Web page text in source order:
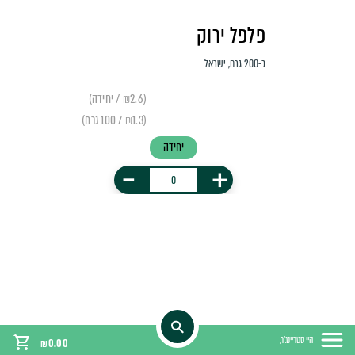
פלפל ירוק
כ-200 גרם, ישראל
(₪2.6 / יחידה)
(₪1.3 / 100 גרם)
יחידה
+
-
היי סטריינג'ר, ₪0.00